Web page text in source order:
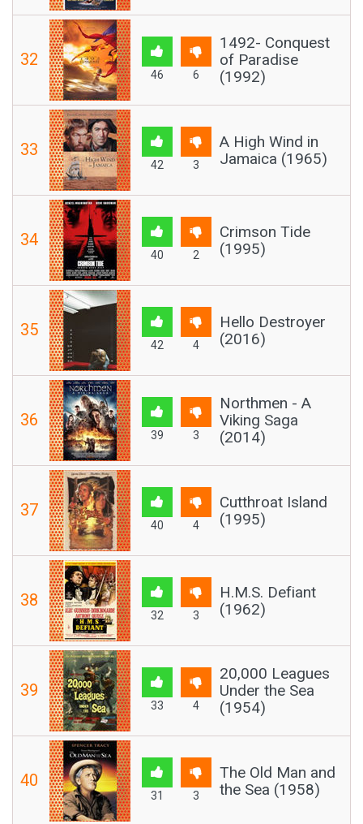
32
46 6
1492- Conquest
of Paradise
(1992)
33
42 3
A High Wind in
Jamaica (1965)
34
40 2
Crimson Tide
(1995)
35
42 4
Hello Destroyer
(2016)
36
39 3
Northmen - A
Viking Saga
(2014)
37
40 4
Cutthroat Island
(1995)
38
32 3
H.M.S. Defiant
(1962)
39
33 4
20,000 Leagues
Under the Sea
(1954)
40
31 3
The Old Man and
the Sea (1958)